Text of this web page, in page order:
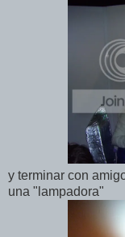
y terminar con
una "lampadora"